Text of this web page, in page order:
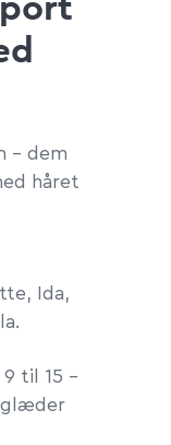
– dem
håret
Ida,
til 15 –
glæder